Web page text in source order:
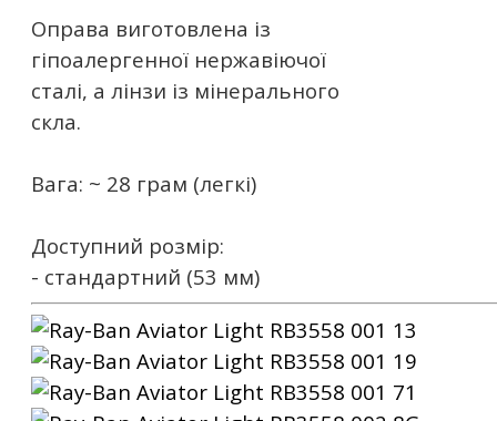
Оправа виготовлена ​​із
гіпоалергенної нержавіючої
сталі, а лінзи із мінерального
скла.
Вага: ~ 28 грам (легкі)
Доступний розмір:
- стандартний (53 мм)